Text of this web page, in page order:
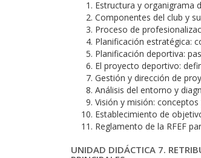
Estructura y organigrama
Componentes del club y
Proceso de
Planificación estratégica:
Planificación deportiva:
El proyecto deportivo:
Gestión y dirección de
Análisis del entorno y
Visión y misión:
Establecimiento de
Reglamento de la RFEF
UNIDAD DIDÁCTICA 7.